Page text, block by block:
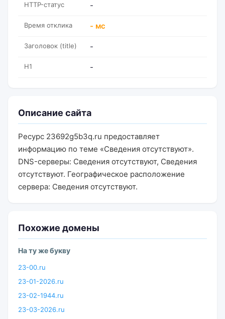
HTTP-статус -
Время отклика - мс
Заголовок (title) -
H1 -
Описание сайта
Ресурс 23692g5b3q.ru предоставляет
информацию по теме «Сведения отсутствуют».
DNS-серверы: Сведения отсутствуют, Сведения
отсутствуют. Географическое расположение
сервера: Сведения отсутствуют.
Похожие домены
На ту же букву
23-00.ru
23-01-2026.ru
23-02-1944.ru
23-03-2026.ru